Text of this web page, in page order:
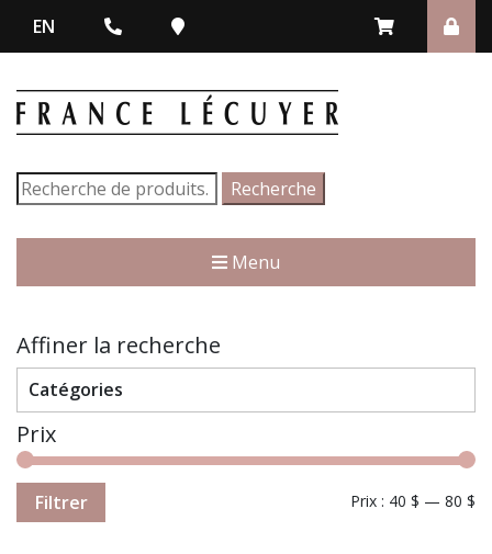
EN
Recherche
pour :
Recherche
Menu
Affiner la recherche
Catégories
Prix
Filtrer Prix : 40 $ — 80 $